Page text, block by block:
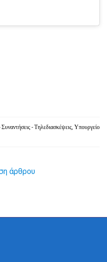
- Τηλεδιασκέψεις Υπουργείο
άρθρου